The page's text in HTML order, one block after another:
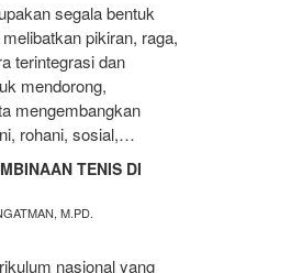
segala bentuk
pikiran, raga,
terintegrasi dan
mendorong,
mengembangkan
rohani, sosial,…
TENIS DI
M.PD.
nasional yang